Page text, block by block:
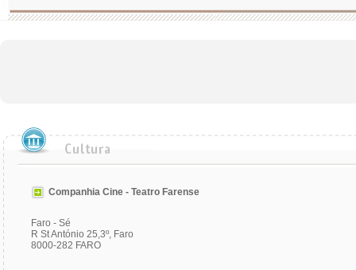
Companhia Cine - Teatro Farense
Faro - Sé
R St António 25,3º, Faro
8000-282 FARO